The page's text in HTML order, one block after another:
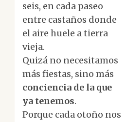
seis, en cada paseo
entre castaños donde
el aire huele a tierra
vieja.
Quizá no necesitamos
más fiestas, sino más
conciencia de la que
ya tenemos.
Porque cada otoño nos